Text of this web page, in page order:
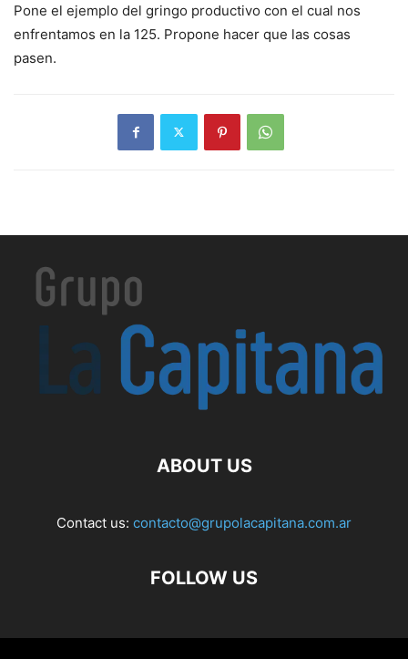
Pone el ejemplo del gringo productivo con el cual nos
enfrentamos en la 125. Propone hacer que las cosas
pasen.
ABOUT US
Contact us: contacto@grupolacapitana.com.ar
FOLLOW US